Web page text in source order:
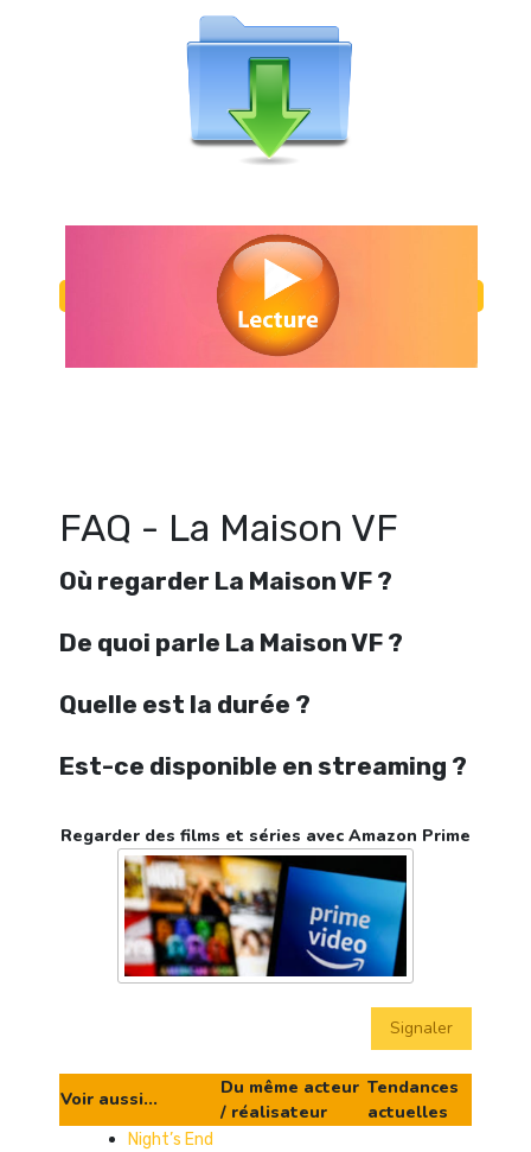
FAQ - La Maison VF
Où regarder La Maison VF ?
De quoi parle La Maison VF ?
Quelle est la durée ?
Est-ce disponible en streaming ?
Regarder des films et séries avec Amazon Prime
Signaler
Voir aussi...
Du même acteur
/ réalisateur
Tendances
actuelles
Night’s End